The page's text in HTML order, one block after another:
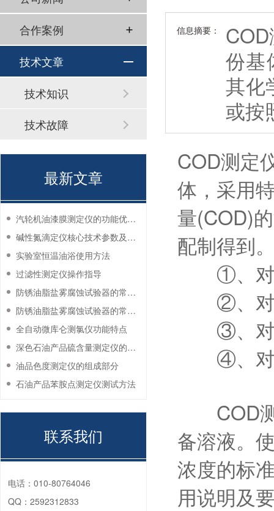
信息摘要：
份基
其化
或按
COD测定
体，采用
量(COD)
配制得到
①、对
②、对学
③、对
④、对
COD测
备溶液。
浓度的标
用说明及
合作案例
技术文章
技术知识
技术故障
最新文章
汽轮机油漆膜测定仪的功能优势有哪些？
碱性氮滴定仪核心技术参数及应用说明
实验室恒温油浴使用方法
过滤性测定仪操作指导
防锈油脂盐雾腐蚀试验器的常见故障与解决方法
防锈油脂盐雾腐蚀试验器的常见故障与解决方法
全自动微库仑测氯仪功能特点
深色石油产品硫含量测定仪的工作环境要求
油品色度测定仪的组成部分
石油产品苯胺点测定仪测试方法
联系我们
电话： 010-80764046
QQ： 2592312833